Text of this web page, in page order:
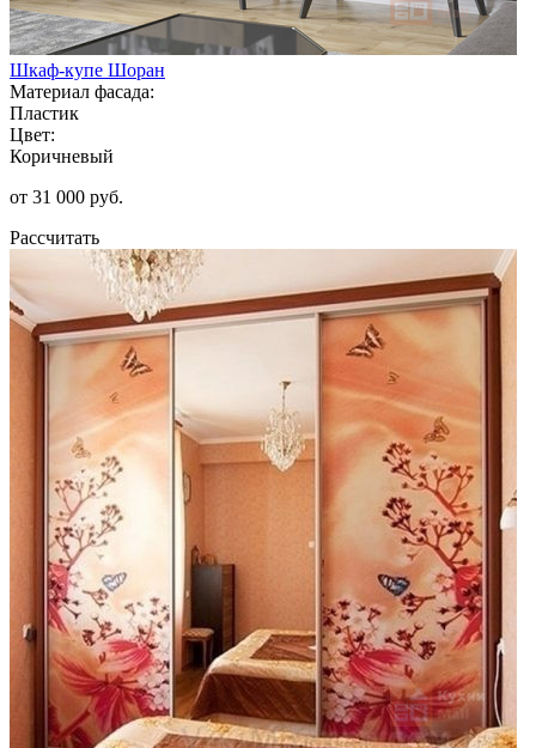
Шкаф-купе Шоран
Материал фасада:
Пластик
Цвет:
Коричневый
от 31 000 руб.
Рассчитать